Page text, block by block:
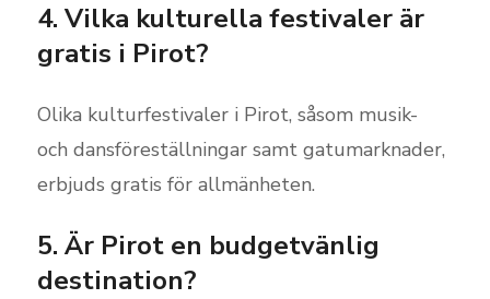
4. Vilka kulturella festivaler är
gratis i Pirot?
Olika kulturfestivaler i Pirot, såsom musik-
och dansföreställningar samt gatumarknader,
erbjuds gratis för allmänheten.
5. Är Pirot en budgetvänlig
destination?